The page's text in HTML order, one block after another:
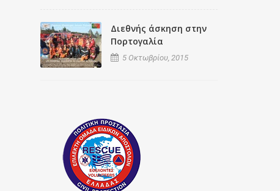
Διεθνής άσκηση στην
Πορτογαλία
5 Οκτωβρίου, 2015